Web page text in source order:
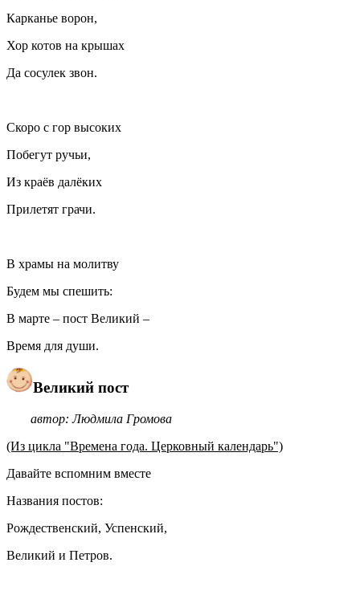
Карканье ворон,
Хор котов на крышах
Да сосулек звон.
Скоро с гор высоких
Побегут ручьи,
Из краёв далёких
Прилетят грачи.
В храмы на молитву
Будем мы спешить:
В марте – пост Великий –
Время для души.
Великий пост
автор: Людмила Громова
(Из цикла "Времена года. Церковный календарь")
Давайте вспомним вместе
Названия постов:
Рождественский, Успенский,
Великий и Петров.